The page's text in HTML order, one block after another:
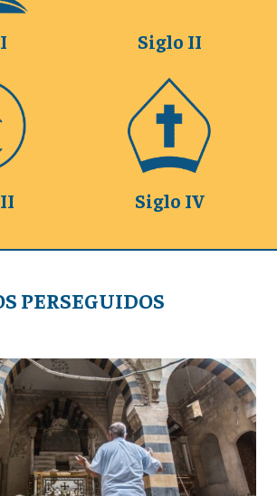
Siglo II
Siglo IV
PERSEGUIDOS